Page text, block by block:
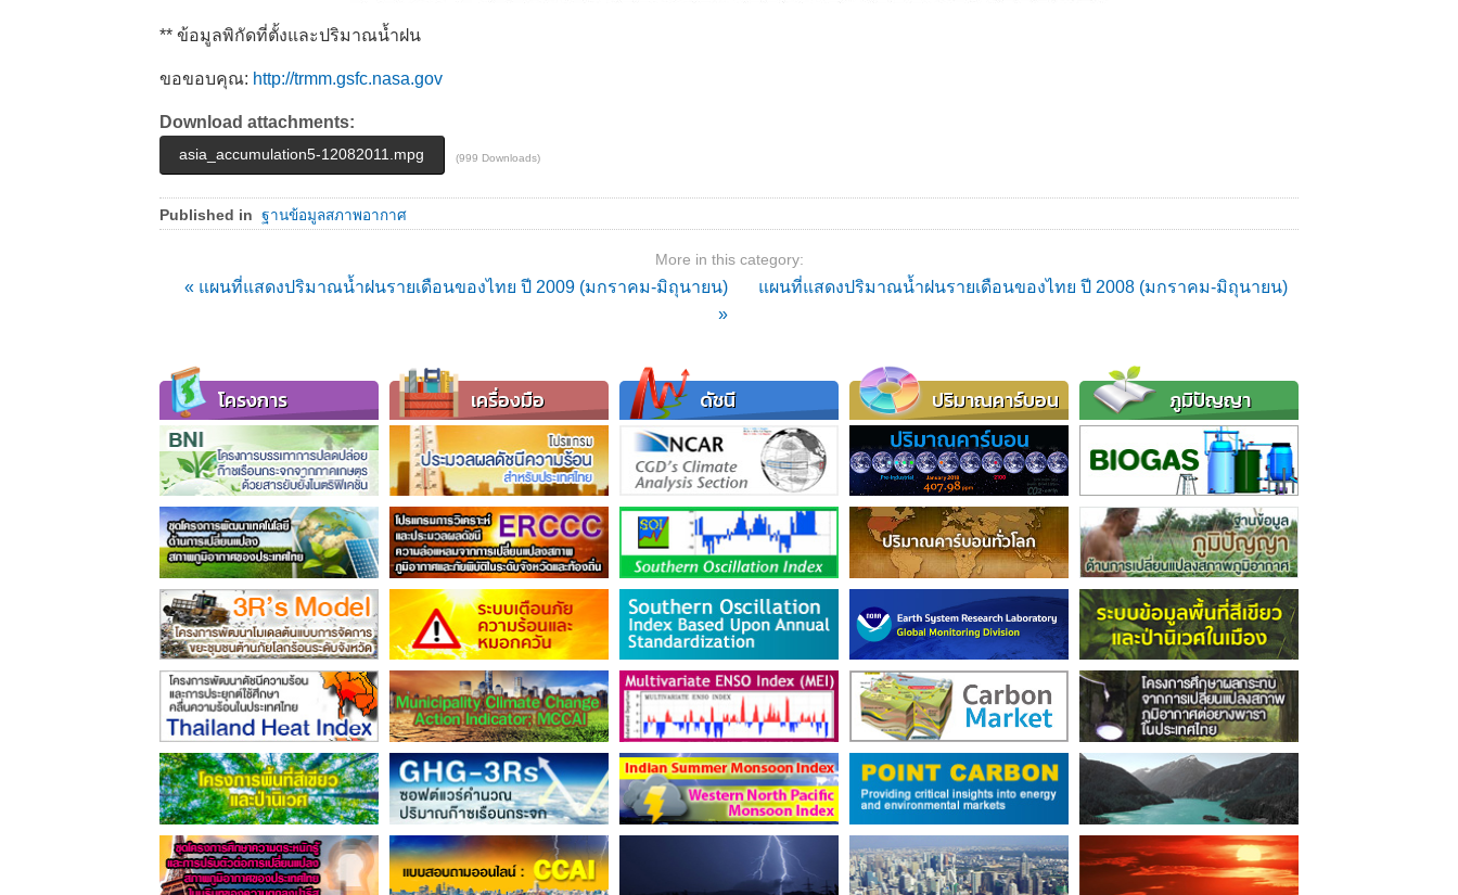
** ข้อมูลพิกัดที่ตั้งและปริมาณน้ำฝน
ขอขอบคุณ: http://trmm.gsfc.nasa.gov
Download attachments:
asia_accumulation5-12082011.mpg (999 Downloads)
Published in ฐานข้อมูลสภาพอากาศ
More in this category:
« แผนที่แสดงปริมาณน้ำฝนรายเดือนของไทย ปี 2009 (มกราคม-มิถุนายน)
แผนที่แสดงปริมาณน้ำฝนรายเดือนของไทย ปี 2008 (มกราคม-มิถุนายน)
»
โครงการ เครื่องมือ ดัชนี ปริมาณคาร์บอน ภูมิปัญญา